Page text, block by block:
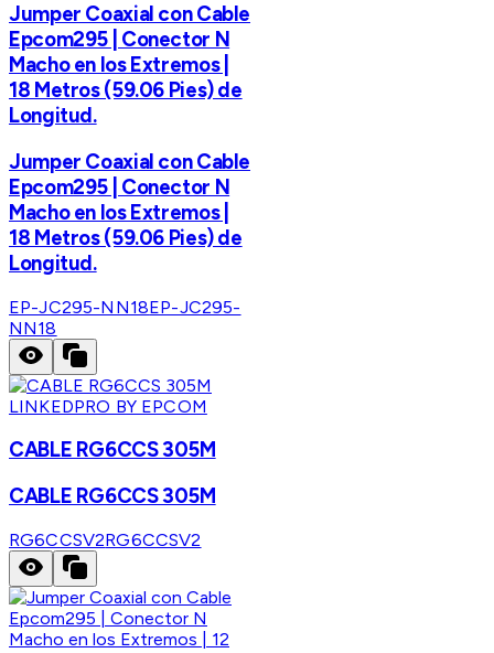
Jumper Coaxial con Cable
Epcom295 | Conector N
Macho en los Extremos |
18 Metros (59.06 Pies) de
Longitud.
Jumper Coaxial con Cable
Epcom295 | Conector N
Macho en los Extremos |
18 Metros (59.06 Pies) de
Longitud.
EP-JC295-NN18EP-JC295-
NN18
LINKEDPRO BY EPCOM
CABLE RG6CCS 305M
CABLE RG6CCS 305M
RG6CCSV2RG6CCSV2